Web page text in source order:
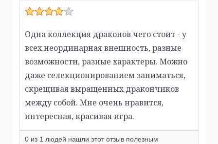
Одна коллекция драконов чего стоит - у
всех неординарная внешность, разные
возможности, разные характеры. Можно
даже селекционированием заниматься,
скрещивая выращенных дракончиков
между собой. Мне очень нравится,
интересная, красивая игра.
0 из 1 людей нашли этот отзыв полезным